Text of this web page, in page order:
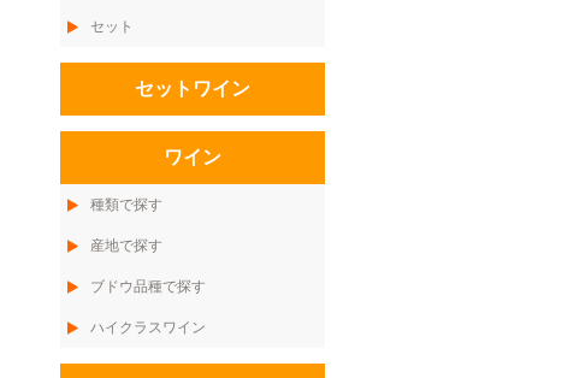
セット
セットワイン
ワイン
種類で探す
産地で探す
ブドウ品種で探す
ハイクラスワイン